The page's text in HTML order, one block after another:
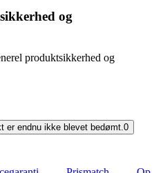
og
produktsikkerhed og
er endnu ikke blevet bedømt.0